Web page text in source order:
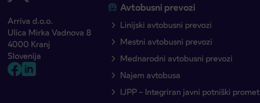
Arriva d.o.o.
Ulica Mirka Vadnova 8
4000 Kranj
Slovenija
Avtobusni prevozi
Linijski avtobusni prevozi
Mestni avtobusni prevozi
Mednarodni avtobusni prevozi
Najem avtobusa
IJPP – Integriran javni potniški promet